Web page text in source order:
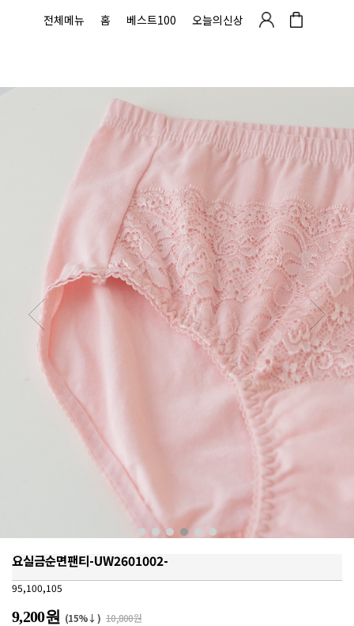
전체메뉴 홈 베스트100 오늘의신상
요실금순면팬티-UW2601002-
95,100,105
9,200원 (15%↓) 10,800원